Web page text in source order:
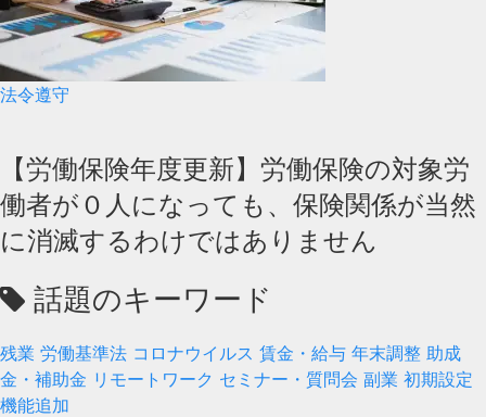
法令遵守
【労働保険年度更新】労働保険の対象労
働者が０人になっても、保険関係が当然
に消滅するわけではありません
話題のキーワード
残業 労働基準法 コロナウイルス 賃金・給与 年末調整 助成
金・補助金 リモートワーク セミナー・質問会 副業 初期設定
機能追加